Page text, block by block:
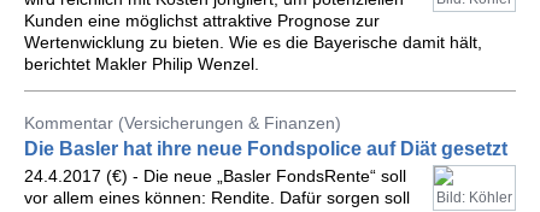
Kunden eine möglichst attraktive Prognose zur
Wertenwicklung zu bieten. Wie es die Bayerische damit hält,
berichtet Makler Philip Wenzel.
Kommentar (Versicherungen & Finanzen)
Die Basler hat ihre neue Fondspolice auf Diät gesetzt
Bild: Köhler
24.4.2017 (€) - Die neue „Basler FondsRente“ soll
vor allem eines können: Rendite. Dafür sorgen soll